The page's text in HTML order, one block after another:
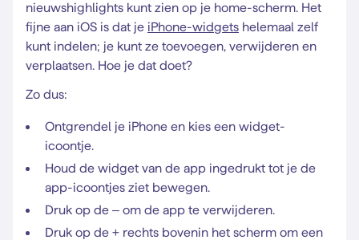
nieuwshighlights kunt zien op je home-scherm. Het
fijne aan iOS is dat je iPhone-widgets helemaal zelf
kunt indelen; je kunt ze toevoegen, verwijderen en
verplaatsen. Hoe je dat doet?
Zo dus:
Ontgrendel je iPhone en kies een widget-
icoontje.
Houd de widget van de app ingedrukt tot je de
app-icoontjes ziet bewegen.
Druk op de – om de app te verwijderen.
Druk op de + rechts bovenin het scherm om een